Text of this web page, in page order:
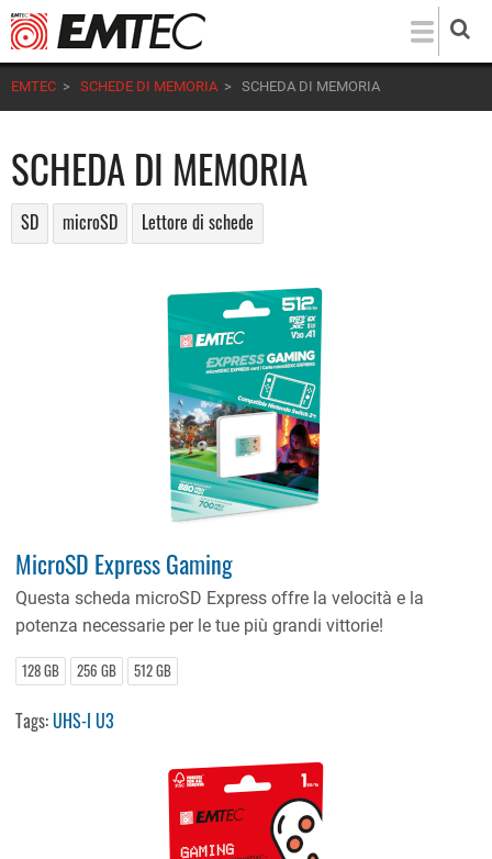
Salta
al
contenuto
principale
EMTEC > SCHEDE DI MEMORIA > SCHEDA DI MEMORIA
SCHEDA DI MEMORIA
SD microSD Lettore di schede
MicroSD Express Gaming
Questa scheda microSD Express offre la velocità e la
potenza necessarie per le tue più grandi vittorie!
128 GB 256 GB 512 GB
Tags:UHS-I U3